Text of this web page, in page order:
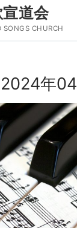
道会
SONGS CHURCH
年